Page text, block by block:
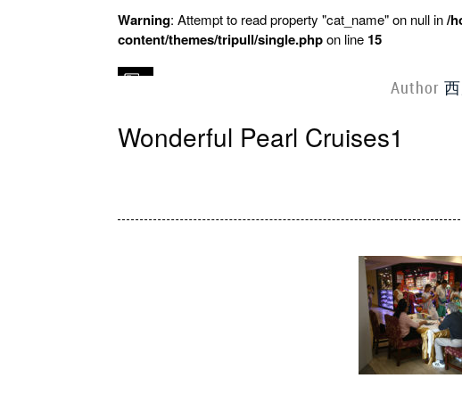
Warning: Attempt to read property "cat_name" on null in/
content/themes/tripull/single.phpon line 15
Author
Wonderful Pearl Cruises1